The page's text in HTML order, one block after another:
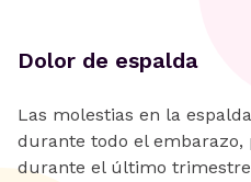
Dolor de espalda
Las molestias en la
durante todo el
durante el último